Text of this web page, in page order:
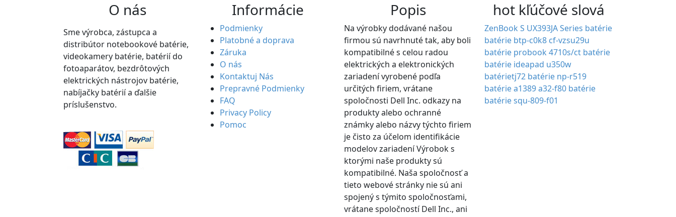
O nás
Sme výrobca, zástupca a
distribútor notebookové batérie,
videokamery batérie, batérií do
fotoaparátov, bezdrôtových
elektrických nástrojov batérie,
nabíjačky batérií a ďalšie
príslušenstvo.
Informácie
Podmienky
Platobné a doprava
Záruka
O nás
Kontaktuj Nás
Prepravné Podmienky
FAQ
Privacy Policy
Pomoc
Popis
Na výrobky dodávané našou
firmou sú navrhnuté tak, aby boli
kompatibilné s celou radou
elektrických a elektronických
zariadení vyrobené podľa
určitých firiem, vrátane
spoločnosti Dell Inc. odkazy na
produkty alebo ochranné
známky alebo názvy týchto firiem
je čisto za účelom identifikácie
modelov zariadení Výrobok s
ktorými naše produkty sú
kompatibilné. Naša spoločnosť a
tieto webové stránky nie sú ani
spojený s týmito spoločnosťami,
vrátane spoločností Dell Inc., ani
hot kľúčové slová
ZenBook S UX393JA Series batérie
batérie btp-c0k8 cf-vzsu29u
batérie probook 4710s/ct batérie
batérie ideapad u350w
batérietj72 batérie np-r519
batérie a1389a32-f80 batérie
batérie squ-809-f01